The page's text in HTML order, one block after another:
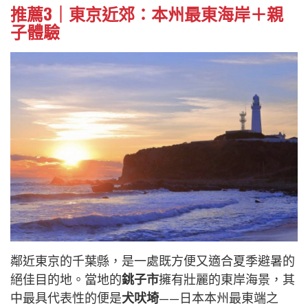
推薦3｜東京近郊：本州最東海岸＋親
子體驗
鄰近東京的千葉縣，是一處既方便又適合夏季避暑的
絕佳目的地。當地的銚子市擁有壯麗的東岸海景，其
中最具代表性的便是犬吠埼——日本本州最東端之